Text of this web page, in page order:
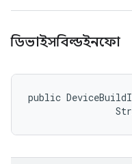
ডিভাইসবিল্ডইনফো
public